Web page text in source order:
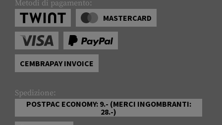
Metodi di pagamento:
MASTERCARD
CEMBRAPAY INVOICE
Spedizione:
POSTPAC ECONOMY: 9.- (MERCI INGOMBRANTI:
28.-)